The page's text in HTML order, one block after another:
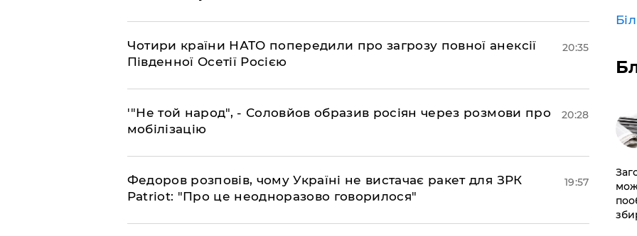
​Чотири країни НАТО попередили про загрозу повної анексії
Південної Осетії Росією
20:35
​'"Не той народ", - Соловйов образив росіян через розмови про
мобілізацію
20:28
​Федоров розповів, чому Україні не вистачає ракет для ЗРК
Patriot: "Про це неодноразово говорилося"
19:57